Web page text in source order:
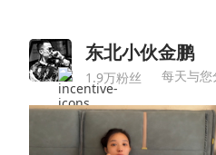
东北小伙金鹏
1.9万粉丝 每天与